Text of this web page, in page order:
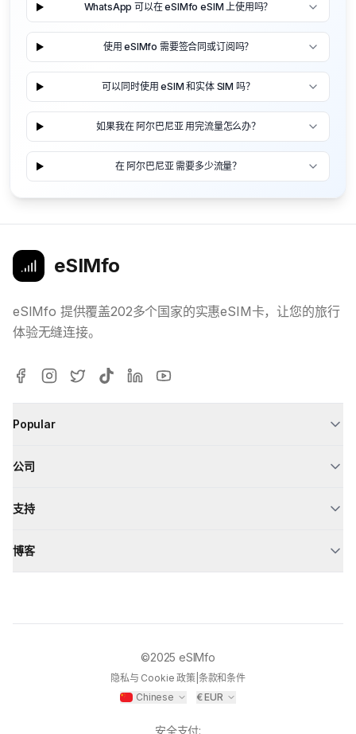
WhatsApp 可以在 eSIMfo eSIM 上使用吗？
使用 eSIMfo 需要签合同或订阅吗？
可以同时使用 eSIM 和实体 SIM 吗？
如果我在 阿尔巴尼亚 用完流量怎么办？
在 阿尔巴尼亚 需要多少流量？
eSIMfo
eSIMfo 提供覆盖202多个国家的实惠eSIM卡，让您的旅行
体验无缝连接。
Popular
公司
支持
博客
©2025 eSIMfo
隐私与 Cookie 政策| 条款和条件
Chinese
€EUR
安全支付: